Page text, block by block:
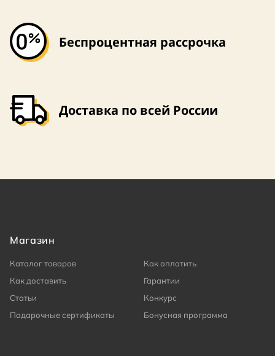
Беспроцентная рассрочка
Доставка по всей России
Магазин
Каталог товаров
Как оплатить
Как доставить
Гарантии
Статьи
Конкурс
Подарочные сертификаты
Бонусная программа